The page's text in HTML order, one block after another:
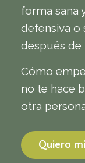
forma sana
defensiva o
después de
Cómo
no te hace
otra
Quiero